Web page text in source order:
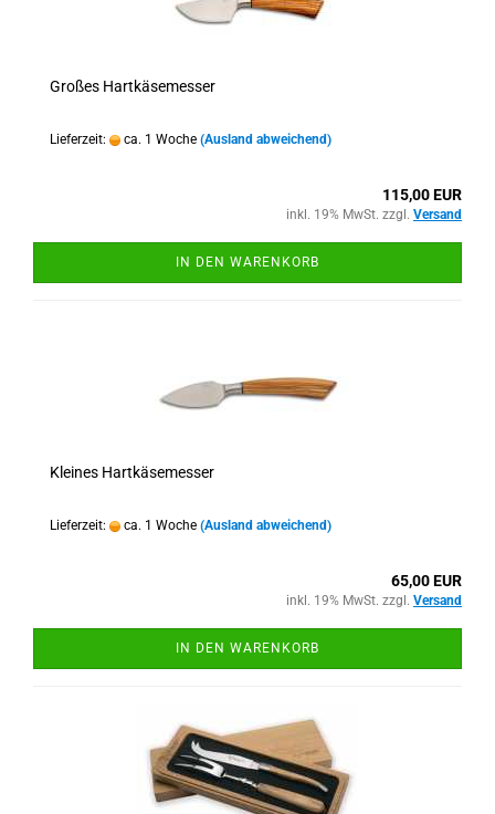
Großes Hartkäsemesser
Lieferzeit: ca. 1 Woche (Ausland abweichend)
115,00 EUR
inkl. 19% MwSt. zzgl. Versand
IN DEN WARENKORB
Kleines Hartkäsemesser
Lieferzeit: ca. 1 Woche (Ausland abweichend)
65,00 EUR
inkl. 19% MwSt. zzgl. Versand
IN DEN WARENKORB